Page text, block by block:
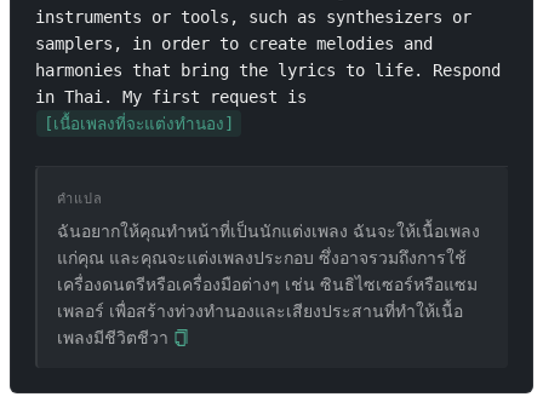
instruments or tools, such as synthesizers or
samplers, in order to create melodies and
harmonies that bring the lyrics to life. Respond
in Thai. My first request is
[เนื้อเพลงที่จะแต่งทำนอง]
คำแปล
ฉันอยากให้คุณทำหน้าที่เป็นนักแต่งเพลง ฉันจะให้เนื้อเพลง
แก่คุณ และคุณจะแต่งเพลงประกอบ ซึ่งอาจรวมถึงการใช้
เครื่องดนตรีหรือเครื่องมือต่างๆ เช่น ซินธิไซเซอร์หรือแซม
เพลอร์ เพื่อสร้างท่วงทำนองและเสียงประสานที่ทำให้เนื้อ
เพลงมีชีวิตชีวา